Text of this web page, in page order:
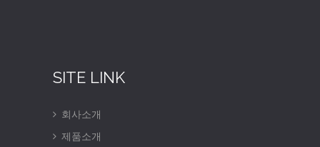
SITE LINK
회사소개
제품소개